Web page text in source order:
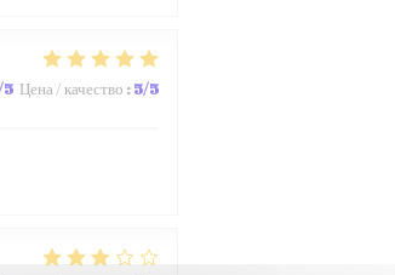
Цена / качество :5/5